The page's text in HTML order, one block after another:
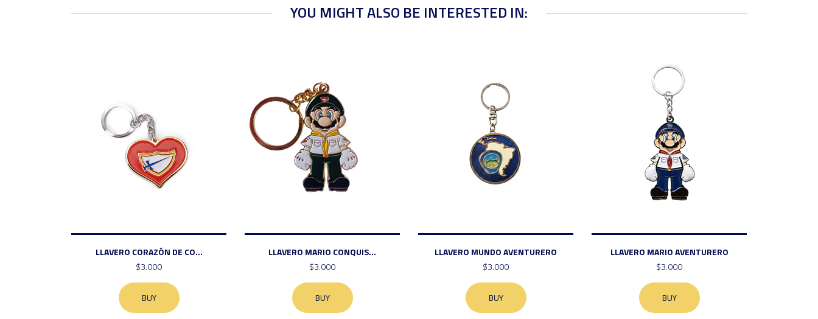
YOU MIGHT ALSO BE INTERESTED IN:
LLAVERO CORAZÓN DE CO...
$3.000
BUY
LLAVERO MARIO CONQUIS...
$3.000
BUY
LLAVERO MUNDO AVENTURERO
$3.000
BUY
LLAVERO MARIO AVENTURERO
$3.000
BUY